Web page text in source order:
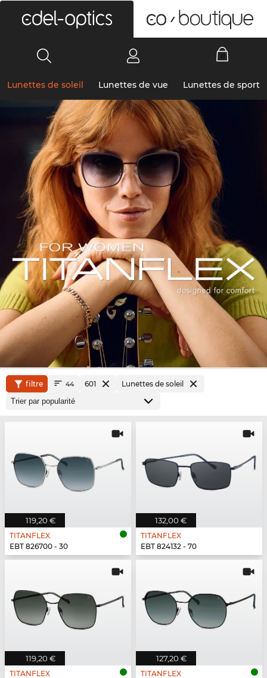
Lunettes de soleil Lunettes de vue Lunettes de sport
filtre 44 601 Lunettes de soleil
119,20 €
TITANFLEX
EBT 826700 - 30
132,00 €
TITANFLEX
EBT 824132 - 70
119,20 €
TITANFLEX
127,20 €
TITANFLEX